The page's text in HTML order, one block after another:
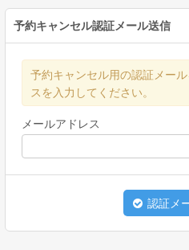
予約キャンセル認証メール送信
予約キャンセル用の認証メー
スを入力してください。
メールアドレス
認証メ